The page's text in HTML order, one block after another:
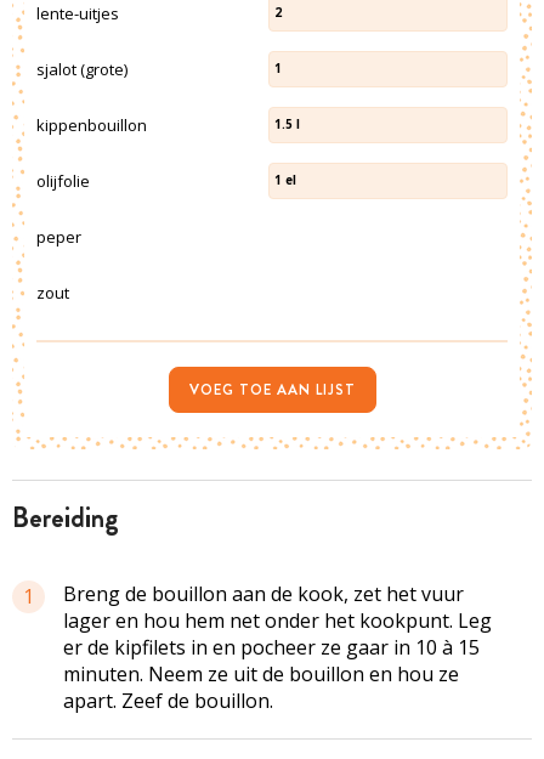
bereiding
1
Breng de bouillon aan de kook, zet het vuur
lager en hou hem net onder het kookpunt. Leg
er de kipfilets in en pocheer ze gaar in 10 à 15
minuten. Neem ze uit de bouillon en hou ze
apart. Zeef de bouillon.
lente-uitjes 2
sjalot (grote) 1
kippenbouillon 1.5 l
olijfolie 1 el
peper
zout
VOEG TOE AAN LIJST